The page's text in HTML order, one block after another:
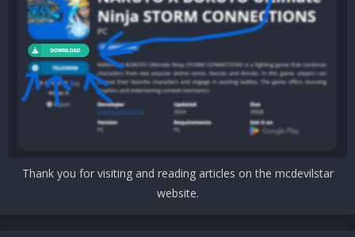
Thank you for visiting and reading articles on the mcdevilstar
website.